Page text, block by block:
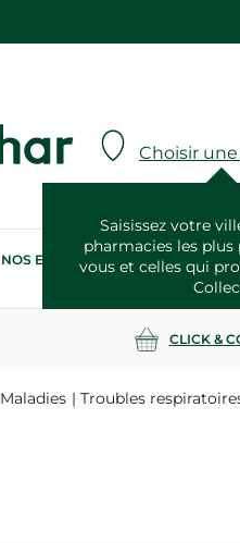
Choisir
Saisissez votre
pharmacies les plus
vous et celles qui
NOS ENGAGEMENTS
RSE
CLICK &
Maladies Troubles